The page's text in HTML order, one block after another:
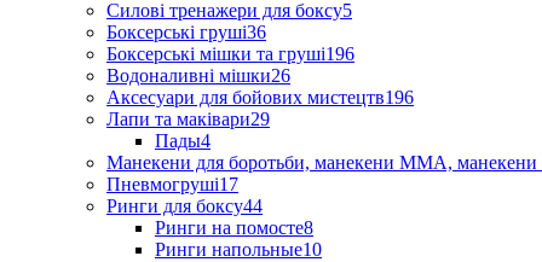
Силові тренажери для боксу5
Боксерські груші36
Боксерські мішки та груші196
Водоналивні мішки26
Аксесуари для бойових мистецтв196
Лапи та маківари29
Пады4
Манекени для боротьби, манекени ММА, манекени
Пневмогруші17
Ринги для боксу44
Ринги на помосте8
Ринги напольные10